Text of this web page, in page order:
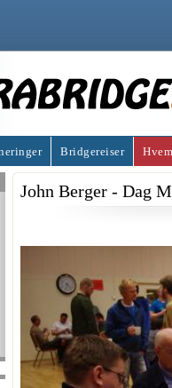
Bridgereiser
John Berger - Dag